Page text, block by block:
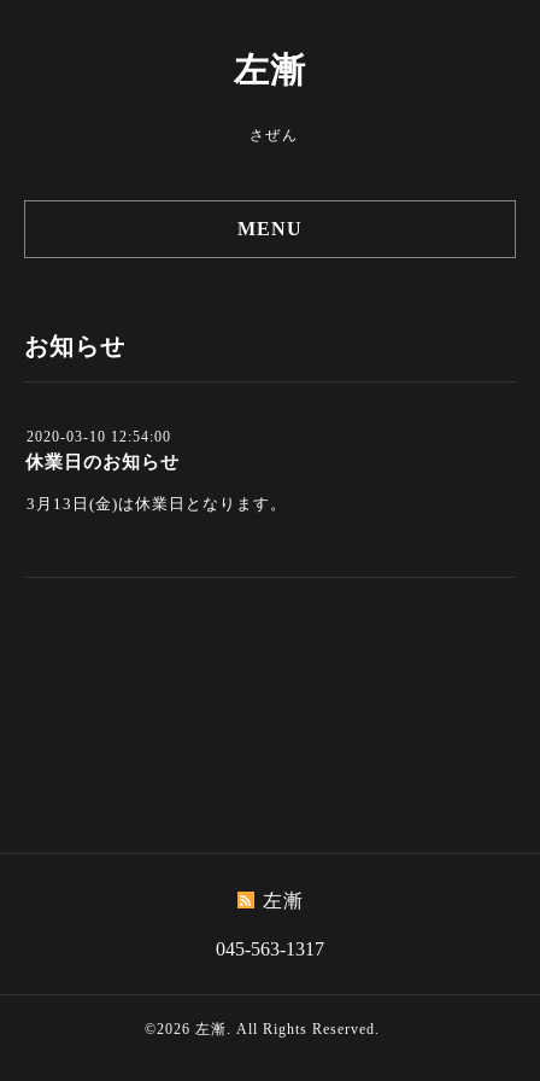
左漸
さぜん
MENU
お知らせ
2020-03-10 12:54:00
休業日のお知らせ
3月13日(金)は休業日となります。
左漸
045-563-1317
©2026 左漸. All Rights Reserved.